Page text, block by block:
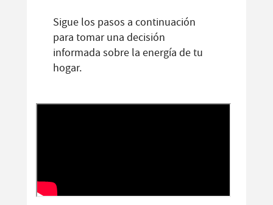
Sigue los pasos a continuación
para tomar una decisión
informada sobre la energía de tu
hogar.